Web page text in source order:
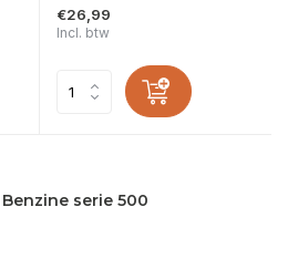
€26,99
Incl. btw
serie 500